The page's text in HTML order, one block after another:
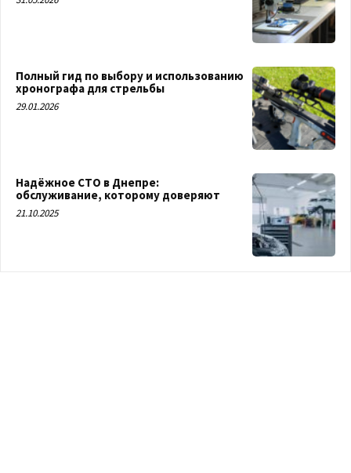
Полный гид по выбору и использованию
хронографа для стрельбы
29.01.2026
Надёжное СТО в Днепре:
обслуживание, которому доверяют
21.10.2025